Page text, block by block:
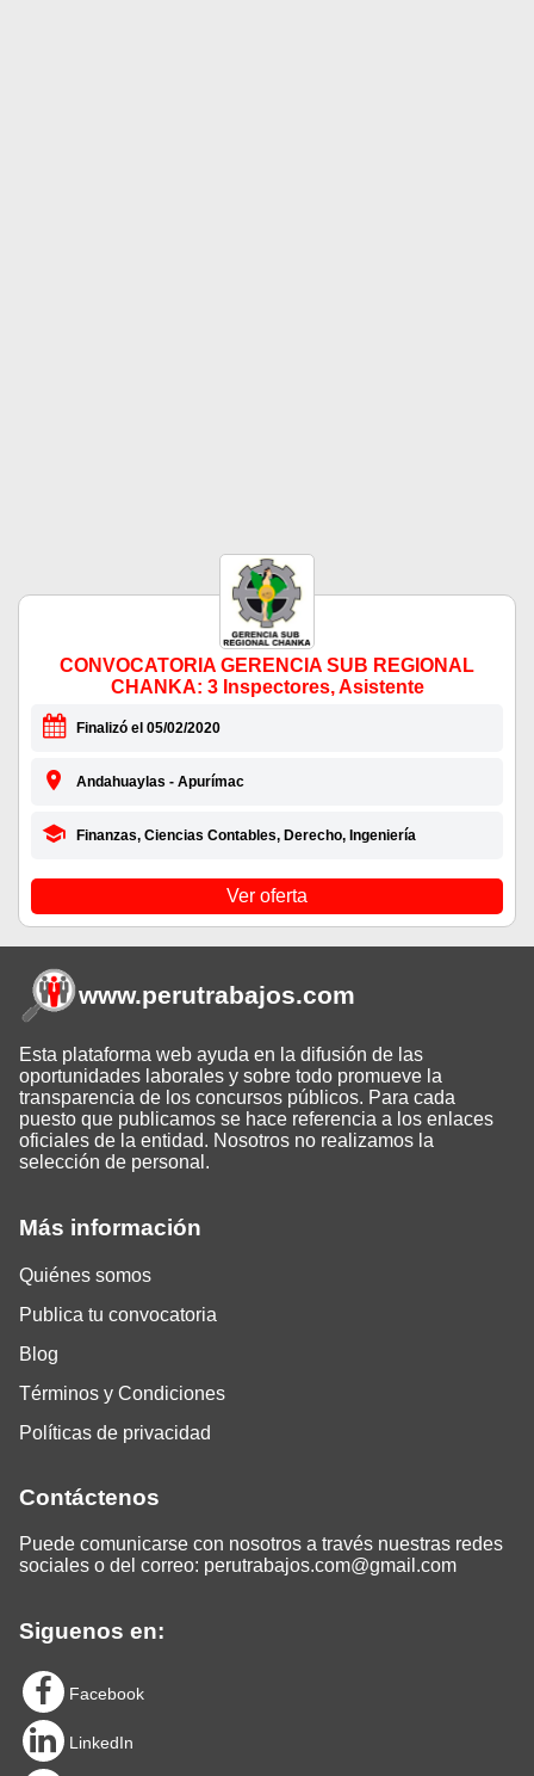
CONVOCATORIA GERENCIA SUB REGIONAL
CHANKA: 3 Inspectores, Asistente
Finalizó el 05/02/2020
Andahuaylas - Apurímac
Finanzas, Ciencias Contables, Derecho, Ingeniería
Ver oferta
Más información
Quiénes somos
Publica tu convocatoria
Blog
Términos y Condiciones
Políticas de privacidad
Contáctenos
Puede comunicarse con nosotros a través nuestras redes
sociales o del correo: perutrabajos.com@gmail.com
Siguenos en:
Facebook
LinkedIn
www.perutrabajos.com
Esta plataforma web ayuda en la difusión de las
oportunidades laborales y sobre todo promueve la
transparencia de los concursos públicos. Para cada
puesto que publicamos se hace referencia a los enlaces
oficiales de la entidad. Nosotros no realizamos la
selección de personal.